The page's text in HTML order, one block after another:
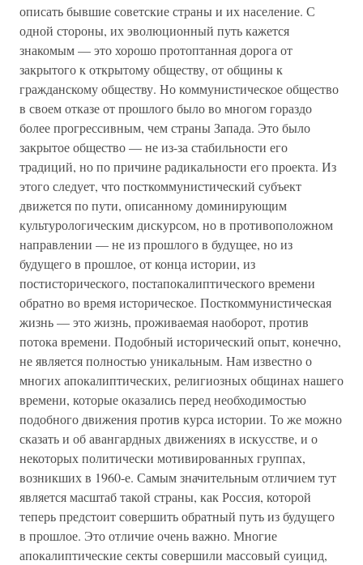
описать бывшие советские страны и их население. С
одной стороны, их эволюционный путь кажется
знакомым — это хорошо протоптанная дорога от
закрытого к открытому обществу, от общины к
гражданскому обществу. Но коммунистическое общество
в своем отказе от прошлого было во многом гораздо
более прогрессивным, чем страны Запада. Это было
закрытое общество — не из-за стабильности его
традиций, но по причине радикальности его проекта. Из
этого следует, что посткоммунистический субъект
движется по пути, описанному доминирующим
культурологическим дискурсом, но в противоположном
направлении — не из прошлого в будущее, но из
будущего в прошлое, от конца истории, из
постисторического, постапокалиптического времени
обратно во время историческое. Посткоммунистическая
жизнь — это жизнь, проживаемая наоборот, против
потока времени. Подобный исторический опыт, конечно,
не является полностью уникальным. Нам известно о
многих апокалиптических, религиозных общинах нашего
времени, которые оказались перед необходимостью
подобного движения против курса истории. То же можно
сказать и об авангардных движениях в искусстве, и о
некоторых политически мотивированных группах,
возникших в 1960-е. Самым значительным отличием тут
является масштаб такой страны, как Россия, которой
теперь предстоит совершить обратный путь из будущего
в прошлое. Это отличие очень важно. Многие
апокалиптические секты совершили массовый суицид,